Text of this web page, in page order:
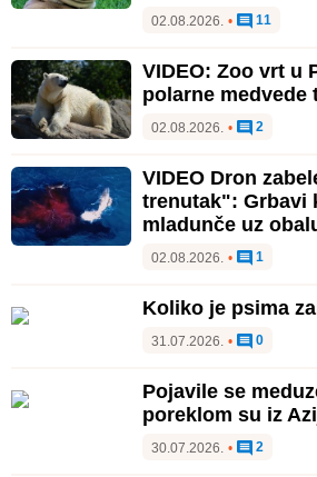
02.08.2026. • 11
VIDEO: Zoo vrt u
polarne medvede
02.08.2026. • 2
VIDEO Dron
trenutak": Grbavi
mladunče uz
02.08.2026. • 1
Koliko je psima
31.07.2026. • 0
Pojavile se
poreklom su iz
30.07.2026. • 2